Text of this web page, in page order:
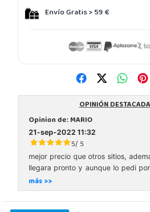
Envío Gratis > 59 €
OPINIÓN DESTACADA
Opinion de:MARIO
21-sep-2022 11:32
5/ 5
mejor precio que otros sitios,
llegara pronto y aunque lo pedi
más >>